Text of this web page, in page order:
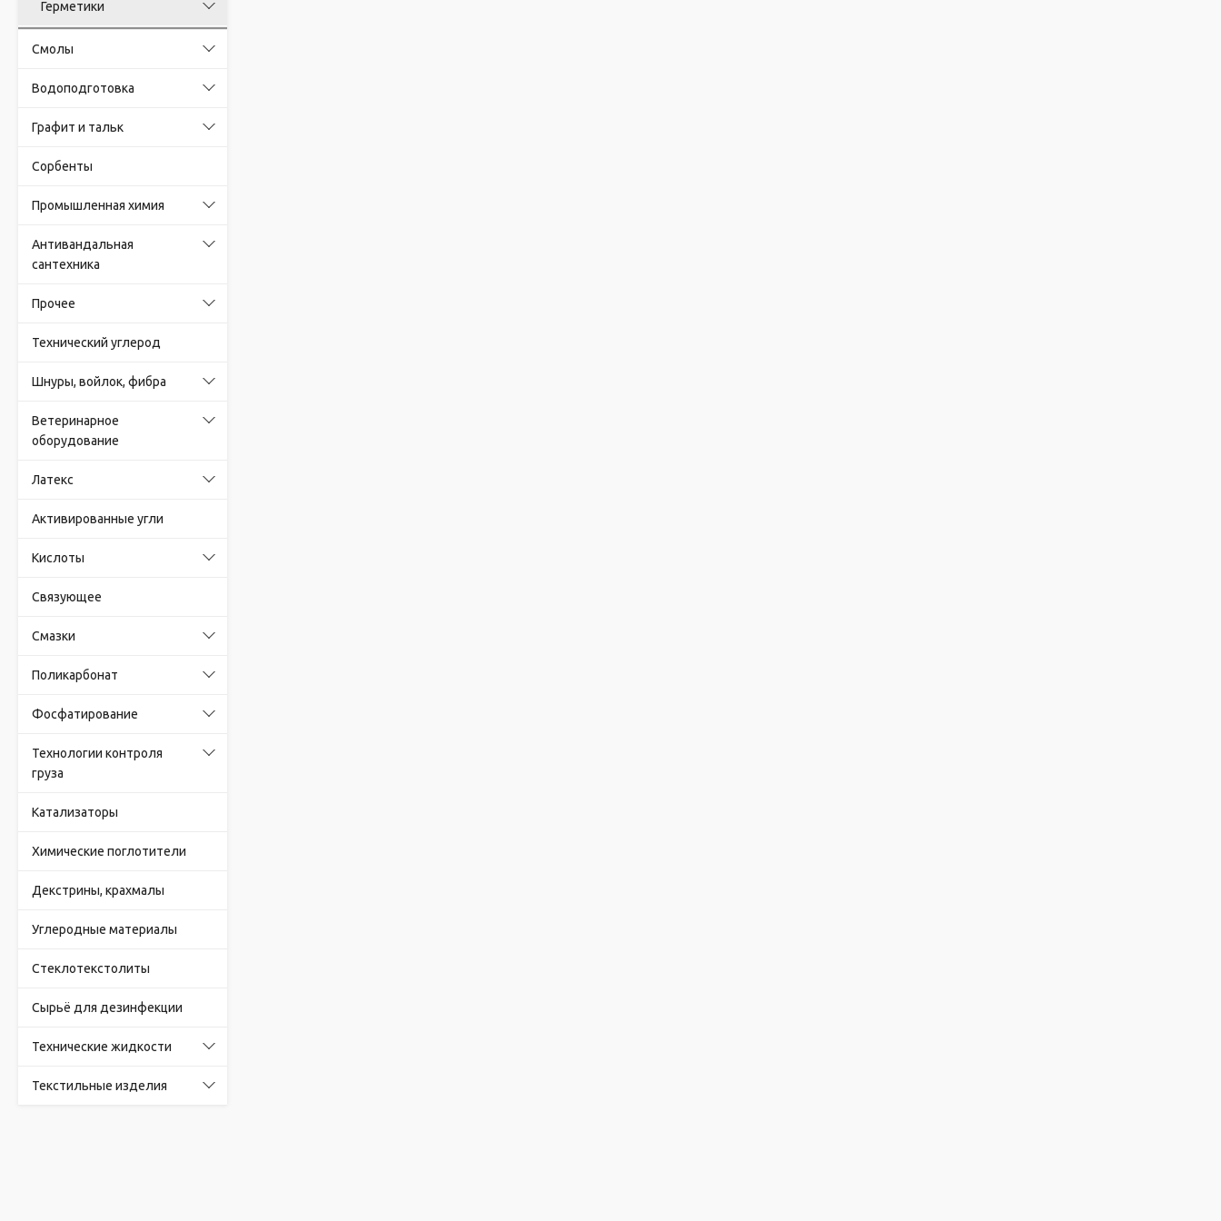
Герметики
Смолы
Водоподготовка
Графит и тальк
Сорбенты
Промышленная химия
Антивандальная
сантехника
Прочее
Технический углерод
Шнуры, войлок, фибра
Ветеринарное
оборудование
Латекс
Активированные угли
Кислоты
Связующее
Смазки
Поликарбонат
Фосфатирование
Технологии контроля
груза
Катализаторы
Химические поглотители
Декстрины, крахмалы
Углеродные материалы
Стеклотекстолиты
Сырьё для дезинфекции
Технические жидкости
Текстильные изделия